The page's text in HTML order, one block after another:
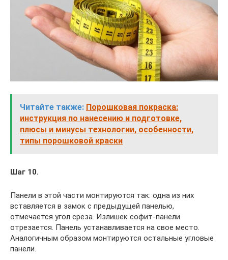
Читайте также: Порошковая покраска:
инструкция по нанесению и подготовке,
плюсы и минусы технологии, особенности,
типы порошковой краски
Шаг 10.
Панели в этой части монтируются так: одна из них
вставляется в замок с предыдущей панелью,
отмечается угол среза. Излишек софит-панели
отрезается. Панель устанавливается на свое место.
Аналогичным образом монтируются остальные угловые
панели.